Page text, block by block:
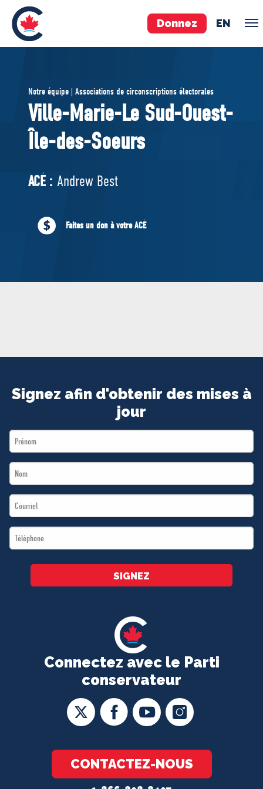
Donnez EN
ÉQUIPE
Pierre Poilievre
Vos députés conservateurs
Cabinet fantôme
ACÉ
À PROPOS
Documents constitutifs
Notre équipe | Associations de circonscriptions électorales
Ville-Marie-Le Sud-Ouest-
Île-des-Soeurs
ACÉ : Andrew Best
Faites un don à votre ACÉ
Connectez avec le Parti
conservateur
CONTACTEZ-NOUS
Signez afin d'obtenir des mises à
jour
First
Name
Last
Name
Email
*
Téléphone
*
SIGNEZ